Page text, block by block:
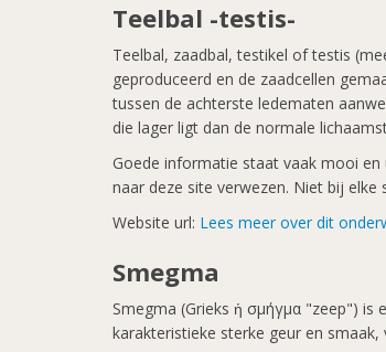
Teelbal -testis-
Teelbal, zaadbal, testikel of testis
geproduceerd en de zaadcellen
tussen de achterste ledematen
die lager ligt dan de normale
Goede informatie staat vaak mooi
naar deze site verwezen. Niet bij
Website url: Lees meer over dit
Smegma
Smegma (Grieks ἡ σμήγμα "zeep") is
karakteristieke sterke geur en